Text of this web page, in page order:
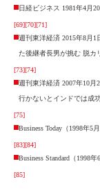
日経ビジネス 1981年4月
[69][70][71]
週刊東洋経済 2015年8月
た後継者長男が挑む 脱カ
[73][74]
週刊東洋経済 2007年10
行かないとインドでは成
[75]
Business Today（1998年5
[83][84]
Business Standard（1998
[85]